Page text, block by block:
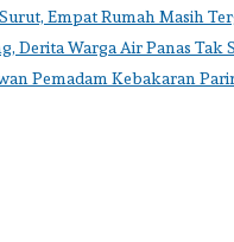
Empat Rumah Masih
Derita Warga Air Panas Tak
Pemadam Kebakaran